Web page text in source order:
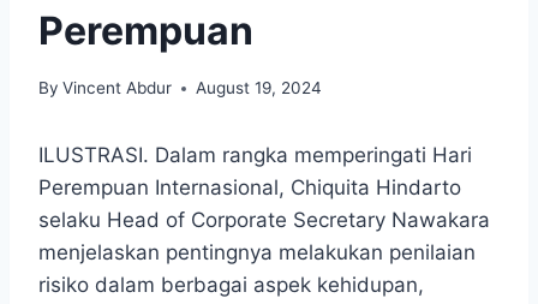
Perempuan
By Vincent Abdur August 19, 2024
ILUSTRASI. Dalam rangka memperingati Hari
Perempuan Internasional, Chiquita Hindarto
selaku Head of Corporate Secretary Nawakara
menjelaskan pentingnya melakukan penilaian
risiko dalam berbagai aspek kehidupan,